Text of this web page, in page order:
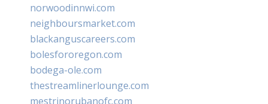
norwoodinnwi.com
neighboursmarket.com
blackanguscareers.com
bolesfororegon.com
bodega-ole.com
thestreamlinerlounge.com
mestrinorubanofc.com